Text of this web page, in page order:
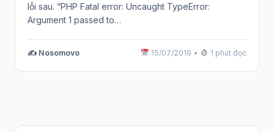
lỗi sau. “PHP Fatal error: Uncaught TypeError:
Argument 1 passed to…
✍️ Nosomovo 15/07/2019 • 1 phút đọc